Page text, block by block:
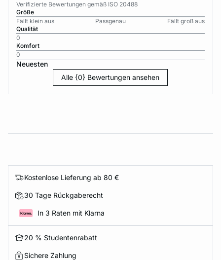
Verifizierte Bewertungen gemäß ISO 20488
Größe
Fällt klein aus
Passgenau
Fällt groß aus
Qualität
0
Komfort
0
Neuesten
Alle {0} Bewertungen ansehen
Kostenlose Lieferung ab 80 €
30 Tage Rückgaberecht
In 3 Raten mit Klarna
20 % Studentenrabatt
Sichere Zahlung